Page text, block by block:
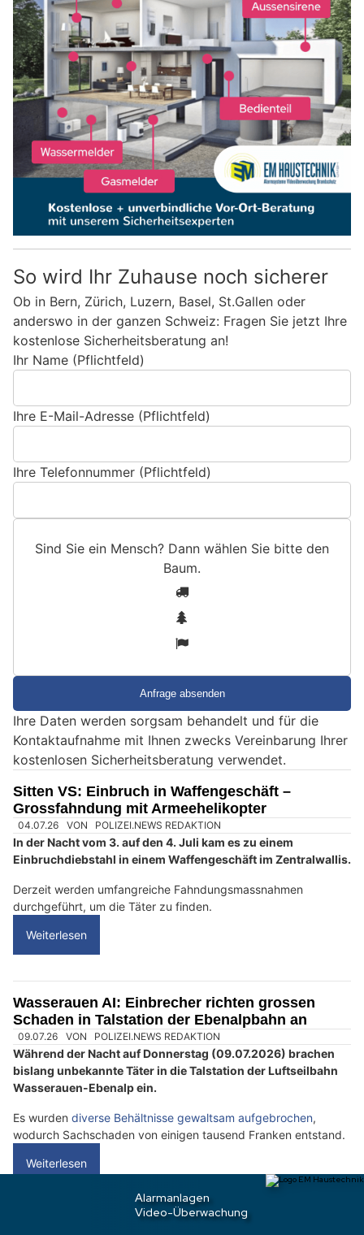
So wird Ihr Zuhause noch sicherer
Ob in Bern, Zürich, Luzern, Basel, St.Gallen oder
anderswo in der ganzen Schweiz: Fragen Sie jetzt Ihre
kostenlose Sicherheitsberatung an!
Ihr Name (Pflichtfeld)
Ihre E-Mail-Adresse (Pflichtfeld)
Ihre Telefonnummer (Pflichtfeld)
Sind Sie ein Mensch? Dann wählen Sie bitte den
Baum.
e
i
n
e
n
s
c
?
D
a
n
w
ä
h
l
e
n
S
i
b
Ihre Daten werden sorgsam behandelt und für die
Kontaktaufnahme mit Ihnen zwecks Vereinbarung Ihrer
kostenlosen Sicherheitsberatung verwendet.
Sitten VS: Einbruch in Waffengeschäft –
Grossfahndung mit Armeehelikopter
04.07.26 VON POLIZEI.NEWS REDAKTION
In der Nacht vom 3. auf den 4. Juli kam es zu einem
Einbruchdiebstahl in einem Waffengeschäft im Zentralwallis.
Derzeit werden umfangreiche Fahndungsmassnahmen
durchgeführt, um die Täter zu finden.